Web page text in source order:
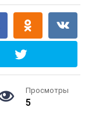
Просмотры
5